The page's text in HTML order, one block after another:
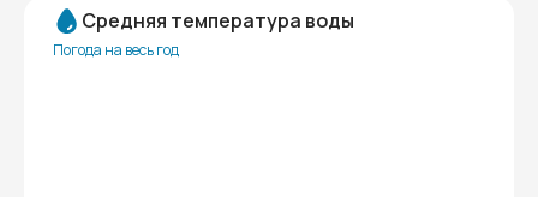
Средняя температура воды
Погода на весь год